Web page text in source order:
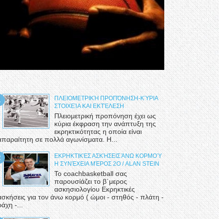
ΠΛΕΙΟΜΕΤΡΙΚΉ ΠΡΟΠΌΝΗΣΗ-ΚΎΡΙΑ
ΣΤΟΙΧΕΊΑ ΚΑΙ ΕΚΤΈΛΕΣΗ
Πλειομετρική προπόνηση έχει ως
κύρια έκφραση την ανάπτυξη της
εκρηκτικότητας η οποία είναι
σε πολλά αγωνίσματα. Η...
ΕΚΡΗΚΤΙΚΈΣ ΑΣΚΉΣΕΙΣ ΆΝΩ ΚΟΡΜΟΎ
Η ΣΥΝΈΧΕΙΑ ΜΈΡΟΣ 2Ο / ALAN STEIN
Το coachbasketball σας
παρουσίάζει το β΄μερος
ασκησιολογίου Εκρηκτικές
για τον άνω κορμό ( ώμοι - στηθός - πλάτη -
-...